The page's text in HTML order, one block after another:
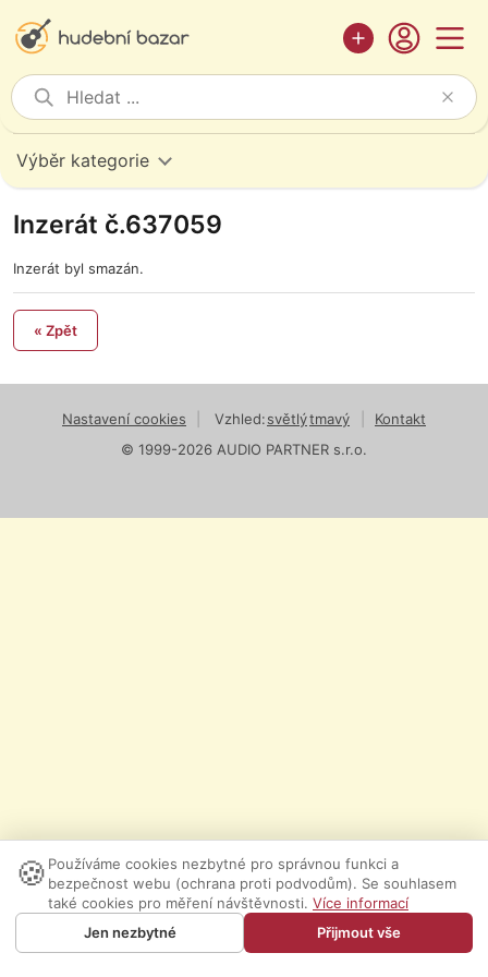
Výběr kategorie
Inzerát č.637059
Inzerát byl smazán.
« Zpět
Nastavení cookies Vzhled:světlýtmavý
Kontakt
© 1999-2026 AUDIO PARTNER s.r.o.
🍪 Používáme cookies nezbytné pro správnou funkci a
bezpečnost webu (ochrana proti podvodům). Se souhlasem
také cookies pro měření návštěvnosti. Více informací
Jen nezbytné
Přijmout vše